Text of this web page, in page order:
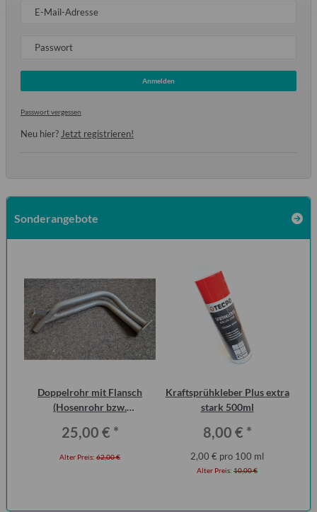
E-Mail-Adresse
Passwort
Anmelden
Passwort vergessen
Neu hier?Jetzt registrieren!
Sonderangebote
Doppelrohr mit Flansch
(Hosenrohr bzw.
(ohne KAT)
25,00 € *
Alter Preis: 62,00 €
Kraftsprühkleber Plus extra
stark 500ml
8,00 € *
2,00 € pro 100 ml
Alter Preis: 10,00 €